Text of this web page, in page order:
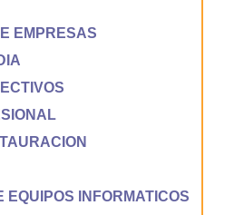
EMPRESAS
INFORMATICOS